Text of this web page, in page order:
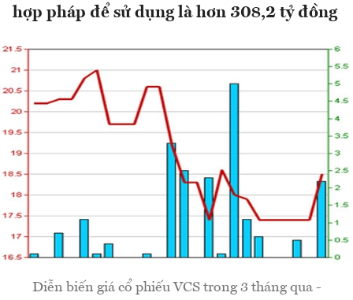
hợp pháp để sử dụng là hơn 308,2 tỷ đồng
Diễn biến giá cổ phiếu VCS trong 3 tháng qua -